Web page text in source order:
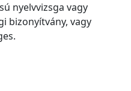
nyelvvizsga vagy
bizonyítvány, vagy